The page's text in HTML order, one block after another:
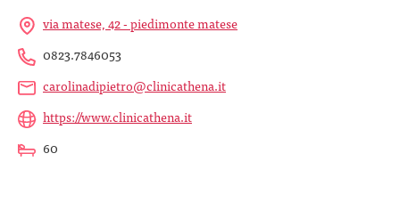
via matese, 42 - piedimonte matese
0823.7846053
carolinadipietro@clinicathena.it
https://www.clinicathena.it
60